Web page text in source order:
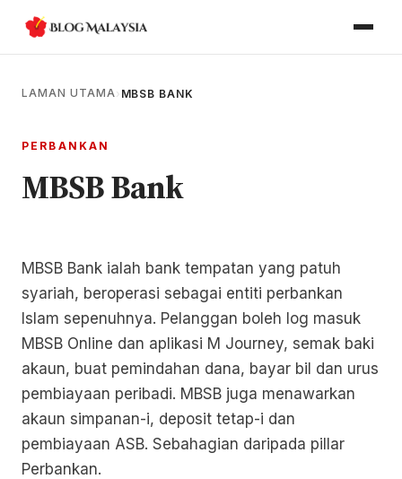
LAMAN UTAMA› MBSB BANK
PERBANKAN
MBSB Bank
MBSB Bank ialah bank tempatan yang patuh
syariah, beroperasi sebagai entiti perbankan
Islam sepenuhnya. Pelanggan boleh log masuk
MBSB Online dan aplikasi M Journey, semak baki
akaun, buat pemindahan dana, bayar bil dan urus
pembiayaan peribadi. MBSB juga menawarkan
akaun simpanan-i, deposit tetap-i dan
pembiayaan ASB. Sebahagian daripada pillar
Perbankan.